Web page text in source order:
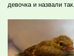
девочка и назвали